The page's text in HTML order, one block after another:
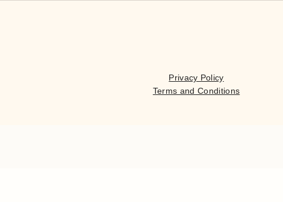
Privacy Policy
Terms and Conditions